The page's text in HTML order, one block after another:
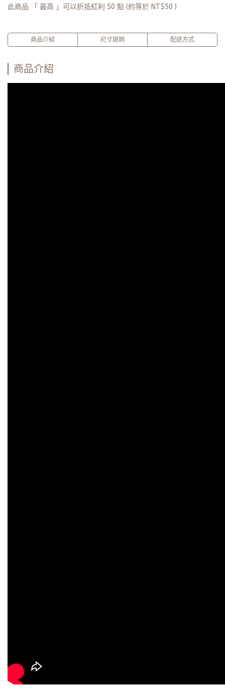
此商品 「 最高 」可以折抵紅利 50 點 (約等於 NT$50 )
商品介紹 尺寸說明 配送方式
商品介紹